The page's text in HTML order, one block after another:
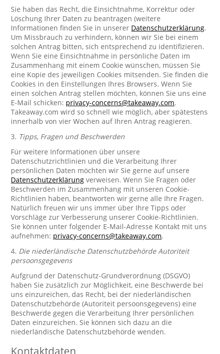
Sie haben das Recht, die Einsichtnahme, Korrektur oder
Löschung Ihrer Daten zu beantragen (weitere
Informationen finden Sie in unserer Datenschutzerklärung.
Um Missbrauch zu verhindern, können wir Sie bei einem
solchen Antrag bitten, sich entsprechend zu identifizieren.
Wenn Sie eine Einsichtnahme in persönliche Daten im
Zusammenhang mit einem Cookie wünschen, müssen Sie
eine Kopie des jeweiligen Cookies mitsenden. Sie finden die
Cookies in den Einstellungen Ihres Browsers. Wenn Sie
einen solchen Antrag stellen möchten, können Sie uns eine
E-Mail schicken: privacy-concerns@takeaway.com.
Takeaway.com wird so schnell wie möglich, aber spätestens
innerhalb von vier Wochen auf Ihren Antrag reagieren.
3. Tipps, Fragen und Beschwerden
Für weitere Informationen über unsere
Datenschutzrichtlinien und die Verarbeitung Ihrer
persönlichen Daten möchten wir Sie gerne auf unsere
Datenschutzerklärung verweisen. Wenn Sie Fragen oder
Beschwerden im Zusammenhang mit unseren Cookie-
Richtlinien haben, beantworten wir gerne alle Ihre Fragen.
Natürlich freuen wir uns immer über Ihre Tipps oder
Vorschläge zur Verbesserung unserer Cookie-Richtlinien.
Sie können unter folgender E-Mail-Adresse Kontakt mit uns
aufnehmen: privacy-concerns@takeaway.com.
4. Die niederländische Datenschutzbehörde Autoriteit
persoonsgegevens
Aufgrund der Datenschutz-Grundverordnung (DSGVO)
haben Sie zusätzlich zur Möglichkeit, eine Beschwerde bei
uns einzureichen, das Recht, bei der niederländischen
Datenschutzbehörde (Autoriteit persoonsgegevens) eine
Beschwerde gegen die Verarbeitung Ihrer persönlichen
Daten einzureichen. Sie können sich dazu an die
niederländische Datenschutzbehörde wenden.
Kontaktdaten